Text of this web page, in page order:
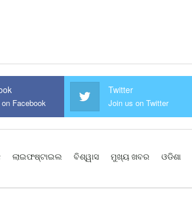
Facebook
Twitter
Join us on Twitter
ଲାଇଫଷ୍ଟାଇଲ ବିଶ୍ୱାସ ମୁଖ୍ୟ ଖବର ଓଡିଶା